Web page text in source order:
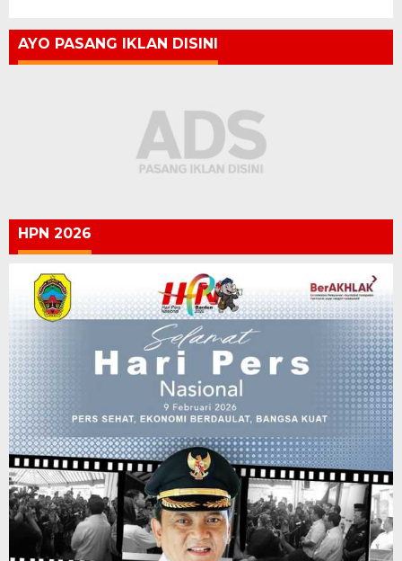
AYO PASANG IKLAN DISINI
HPN 2026